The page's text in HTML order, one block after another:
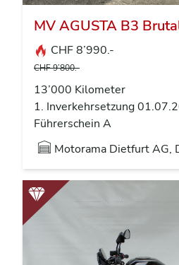
MV AGUSTA B3
CHF 8’990.-
CHF 9’800.-
13’000 Kilometer
1. Inverkehrsetzung
Führerschein A
Motorama Dietfurt AG,